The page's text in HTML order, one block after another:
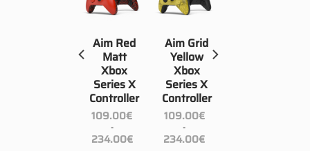
Aim Red
Matt
Xbox
Series X
Controller
109.00€
-
234.00€Fascia
di
Aim Grid
Yellow
Xbox
Series X
Controller
109.00€
-
234.00€Fascia
di